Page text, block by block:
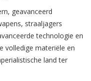
geavanceerd
straaljagers
technologie en
volledige materiële en
land ter